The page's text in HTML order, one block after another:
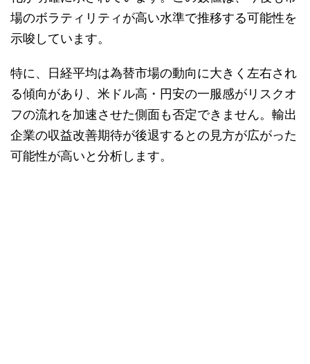
場のボラティリティが高い水準で推移する可能性を
示唆しています。
特に、日経平均は為替市場の動向に大きく左右され
る傾向があり、米ドル高・円安の一服感がリスクオ
フの流れを加速させた側面も否定できません。輸出
企業の収益改善期待が後退するとの見方が広がった
可能性が高いと分析します。